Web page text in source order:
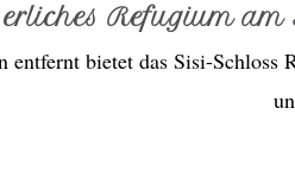
Refugium am
bietet das Sisi-Schloss